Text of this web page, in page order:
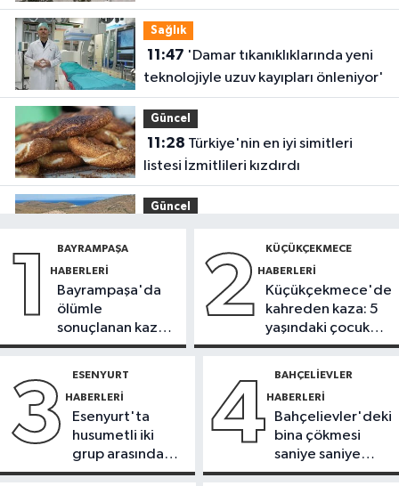
Sağlık
11:47
teknolojiyle uzuv kayıpları önleniyor'
Güncel
11:28
listesi İzmitlileri kızdırdı
Güncel
içinden yürüyerek geçiyorlar
Güncel
bugünden şekilleniyor’
yangınlara neden olabilir
1 BAYRAMPAŞA
HABERLERI
Bayrampaşa'da
ölümle
sonuçlanan kaza:
Sürücü
2 KÜÇÜKÇEKMECE
HABERLERI
Küçükçekmece'de
kahreden kaza: 5
yaşındaki çocuk
yoğun bakımda
3 ESENYURT
HABERLERI
Esenyurt'ta
husumetli iki
grup arasında
silahlı kavga
4 BAHÇELIEVLER
HABERLERI
Bahçelievler'deki
bina çökmesi
saniye saniye
görüntülendi